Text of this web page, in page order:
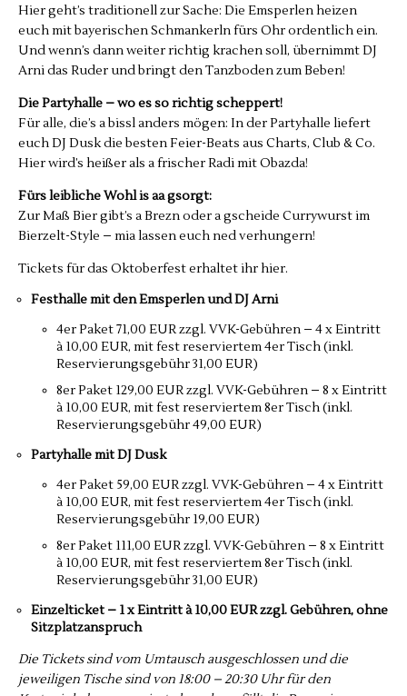
Hier geht’s traditionell zur Sache: Die Emsperlen heizen
euch mit bayerischen Schmankerln fürs Ohr ordentlich ein.
Und wenn’s dann weiter richtig krachen soll, übernimmt DJ
Arni das Ruder und bringt den Tanzboden zum Beben!
Die Partyhalle – wo es so richtig scheppert!
Für alle, die’s a bissl anders mögen: In der Partyhalle liefert
euch DJ Dusk die besten Feier-Beats aus Charts, Club & Co.
Hier wird’s heißer als a frischer Radi mit Obazda!
Fürs leibliche Wohl is aa gsorgt:
Zur Maß Bier gibt’s a Brezn oder a gscheide Currywurst im
Bierzelt-Style – mia lassen euch ned verhungern!
Tickets für das Oktoberfest erhaltet ihr hier.
Festhalle mit den Emsperlen und DJ Arni
­4er Paket 71,00 EUR zzgl. VVK-Gebühren – 4 x Eintritt
à 10,00 EUR, mit fest reserviertem 4er Tisch (inkl.
Reservierungsgebühr 31,00 EUR)
­8er Paket 129,00 EUR zzgl. VVK-Gebühren – 8 x Eintritt
à 10,00 EUR, mit fest reserviertem 8er Tisch (inkl.
Reservierungsgebühr 49,00 EUR)
Partyhalle mit DJ Dusk
­4er Paket 59,00 EUR zzgl. VVK-Gebühren – 4 x Eintritt
à 10,00 EUR, mit fest reserviertem 4er Tisch (inkl.
Reservierungsgebühr 19,00 EUR)
­8er Paket 111,00 EUR zzgl. VVK-Gebühren – 8 x Eintritt
à 10,00 EUR, mit fest reserviertem 8er Tisch (inkl.
Reservierungsgebühr 31,00 EUR)
Einzelticket – 1 x Eintritt à 10,00 EUR zzgl. Gebühren, ohne
Sitzplatzanspruch
Die Tickets sind vom Umtausch ausgeschlossen und die
jeweiligen Tische sind von 18:00 – 20:30 Uhr für den